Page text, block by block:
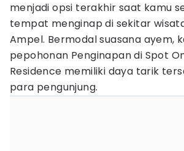
menjadi opsi terakhir saat kamu
tempat menginap di sekitar
Ampel. Bermodal suasana ayem,
pepohonan Penginapan di Spot
Residence memiliki daya tarik
para pengunjung.